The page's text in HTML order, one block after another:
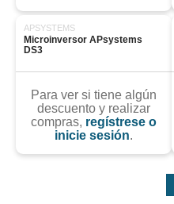
APSYSTEMS
Microinversor APsystems
DS3
Para ver si tiene algún
descuento y realizar
compras, regístrese o
inicie sesión.